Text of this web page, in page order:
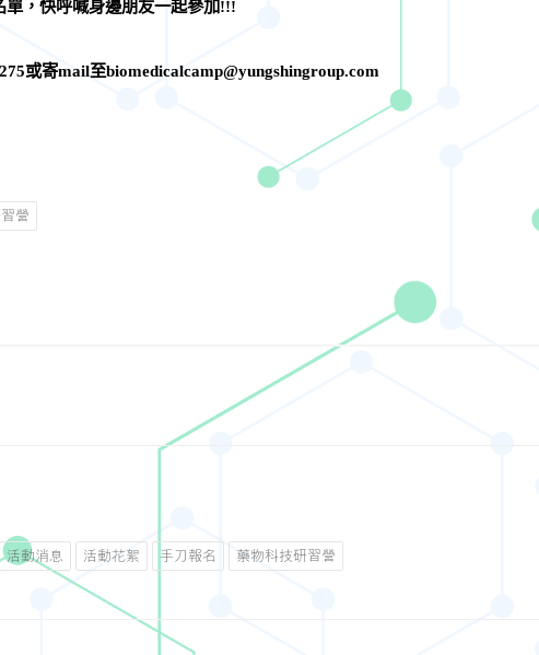
單，快呼喊身邊朋友一起參加!!!
或寄mail至biomedicalcamp@yungshingroup.com
營
活動消息 活動花絮 手刀報名 藥物科技研習營